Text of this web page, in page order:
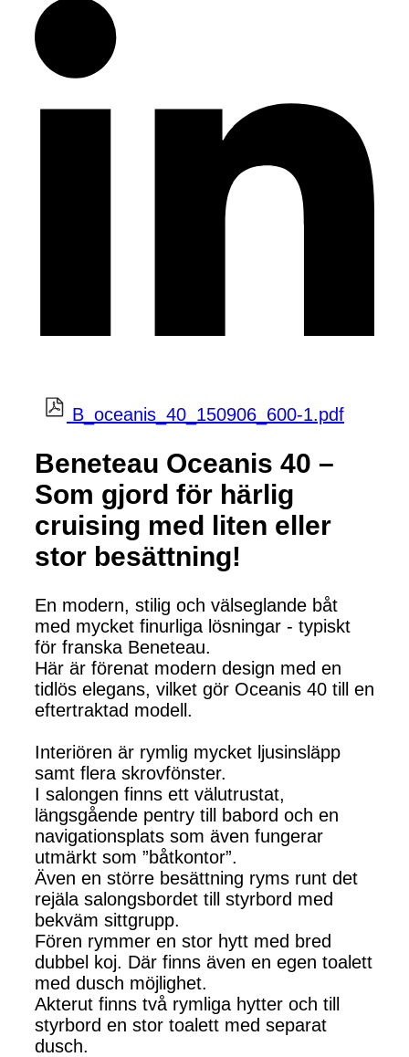
B_oceanis_40_150906_600-1.pdf
Beneteau Oceanis 40 –
Som gjord för härlig
cruising med liten eller
stor besättning!
En modern, stilig och välseglande båt
med mycket finurliga lösningar - typiskt
för franska Beneteau.
Här är förenat modern design med en
tidlös elegans, vilket gör Oceanis 40 till en
eftertraktad modell.
Interiören är rymlig mycket ljusinsläpp
samt flera skrovfönster.
I salongen finns ett välutrustat,
längsgående pentry till babord och en
navigationsplats som även fungerar
utmärkt som ”båtkontor”.
Även en större besättning ryms runt det
rejäla salongsbordet till styrbord med
bekväm sittgrupp.
Fören rymmer en stor hytt med bred
dubbel koj. Där finns även en egen toalett
med dusch möjlighet.
Akterut finns två rymliga hytter och till
styrbord en stor toalett med separat
dusch.